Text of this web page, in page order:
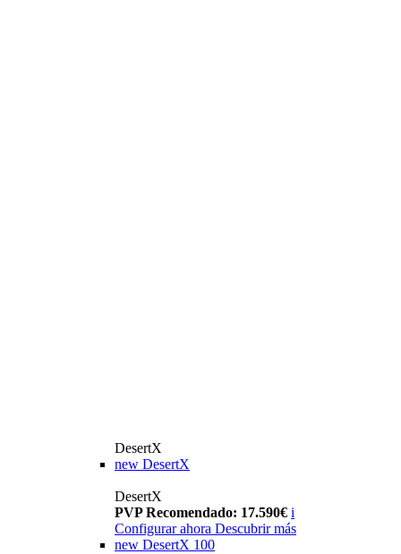
DesertX
new DesertX
DesertX
PVP Recomendado: 17.590€ i
Configurar ahora Descubrir más
new DesertX 100